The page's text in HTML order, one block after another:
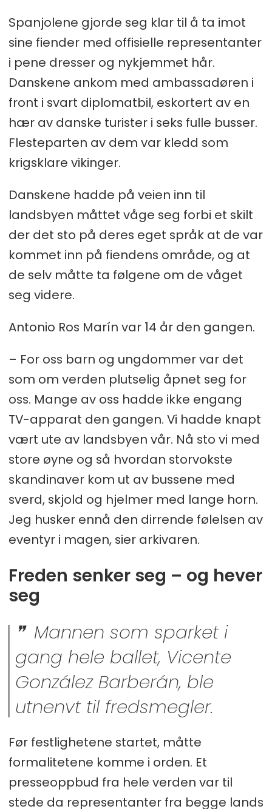
Spanjolene gjorde seg klar til å ta imot
sine fiender med offisielle representanter
i pene dresser og nykjemmet hår.
Danskene ankom med ambassadøren i
front i svart diplomatbil, eskortert av en
hær av danske turister i seks fulle busser.
Flesteparten av dem var kledd som
krigsklare vikinger.
Danskene hadde på veien inn til
landsbyen måttet våge seg forbi et skilt
der det sto på deres eget språk at de var
kommet inn på fiendens område, og at
de selv måtte ta følgene om de våget
seg videre.
Antonio Ros Marín var 14 år den gangen.
– For oss barn og ungdommer var det
som om verden plutselig åpnet seg for
oss. Mange av oss hadde ikke engang
TV-apparat den gangen. Vi hadde knapt
vært ute av landsbyen vår. Nå sto vi med
store øyne og så hvordan storvokste
skandinaver kom ut av bussene med
sverd, skjold og hjelmer med lange horn.
Jeg husker ennå den dirrende følelsen av
eventyr i magen, sier arkivaren.
Freden senker seg – og hever
seg
Mannen som sparket i
gang hele ballet, Vicente
González Barberán, ble
utnenvt til fredsmegler.
Før festlighetene startet, måtte
formalitetene komme i orden. Et
presseoppbud fra hele verden var til
stede da representanter fra begge lands